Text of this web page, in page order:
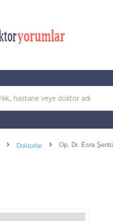
Doktorlar Op. Dr. Esra